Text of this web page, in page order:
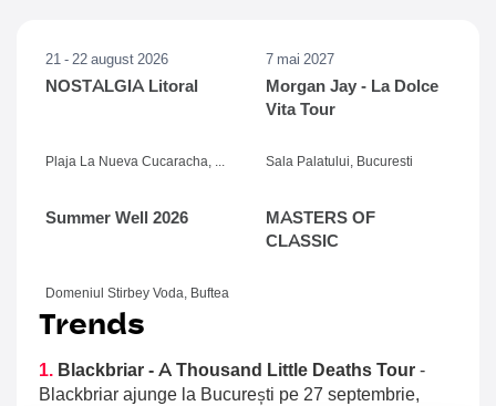
21 - 22 august 2026
NOSTALGIA Litoral
Plaja La Nueva Cucaracha, Mamaia
7 mai 2027
Morgan Jay - La Dolce
Vita Tour
Sala Palatului, Bucuresti
Summer Well 2026
Domeniul Stirbey Voda, Buftea
MASTERS OF
CLASSIC
Trends
1. Blackbriar - A Thousand Little Deaths Tour -
Blackbriar ajunge la București pe 27 septembrie,